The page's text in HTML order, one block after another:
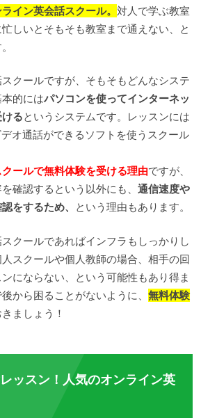
イン英会話スクール。 対人で学ぶ教室
しいとそもそも教室まで通えない、と
クールですが、そもそもどんなシステ
的にはパソコンを使ってインターネッ
るというシステムです。レッスンには
オ通話ができるソフトを使うスクール
ールで無料体験を受ける理由ですが、
確認するという以外にも、 通信速度や
をするため、
という理由もあります。
クールであればインフラもしっかりし
スクールや個人教師の場合、相手の回
にならない、という可能性もあり得ま
から困ることがないように、 無料体験
ましょう！
ッスン！人気のオンライン英